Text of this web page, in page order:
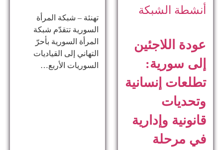
أنشطة الشبكة
عودة اللاجئين
إلى سورية:
تطلعات إنسانية
وتحديات
قانونية وإدارية
في مرحلة
تهنئة – شبكة المرأة
السورية تتقدّم شبكة
المرأة السورية بأحرّ
التهاني إلى القياديات
السوريات الأربع…